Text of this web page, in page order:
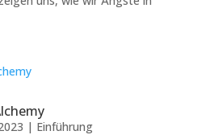
| Einführung